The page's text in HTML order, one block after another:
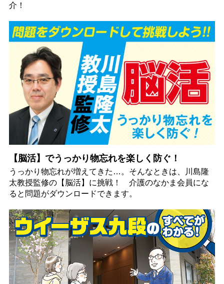
介！
【脳活】でうっかり物忘れを楽しく防ぐ！
うっかり物忘れが増えてきた…。そんなときは、川島隆
太教授監修の【脳活】に挑戦！ 介護のなかま会員にな
ると問題がダウンロードできます。